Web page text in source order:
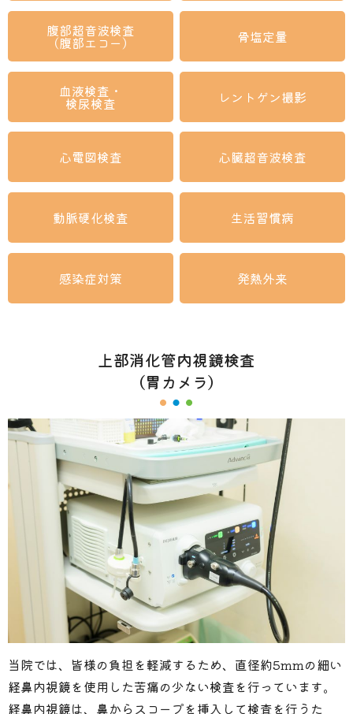
腹部超音波検査
（腹部エコー） 骨塩定量
血液検査・
検尿検査 レントゲン撮影
心電図検査 心臓超音波検査
動脈硬化検査 生活習慣病
感染症対策 発熱外来
上部消化管内視鏡検査
（胃カメラ）
当院では、皆様の負担を軽減するため、直径約5mmの細い
経鼻内視鏡を使用した苦痛の少ない検査を行っています。
経鼻内視鏡は、鼻からスコープを挿入して検査を行うた